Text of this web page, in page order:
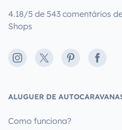
4.18/5 de 543 comentários
Shops
Instagram
X Pinterest
ALUGUER DE
Como funciona?